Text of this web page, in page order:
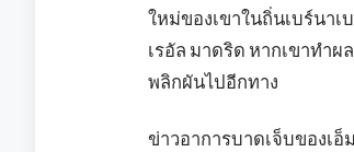
ใหม่ของเขาในถิ่นเบร์นา
เรอัล มาดริด หากเขาทำ
พลิกผันไปอีกทาง
ข่าวอาการบาดเจ็บของเ